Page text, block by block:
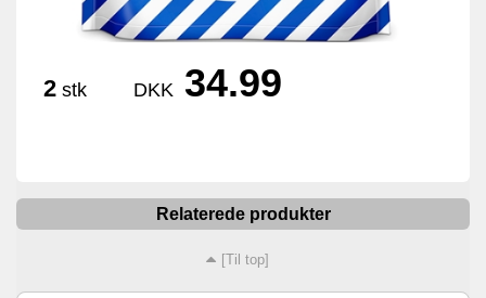
2 stk DKK 34.99
Relaterede produkter
[Til top]